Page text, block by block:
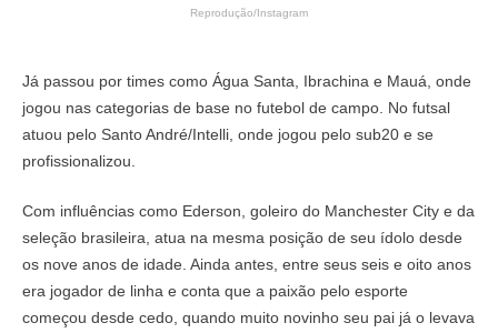
Reprodução/Instagram
Já passou por times como Água Santa, Ibrachina e Mauá, onde
jogou nas categorias de base no futebol de campo. No futsal
atuou pelo Santo André/Intelli, onde jogou pelo sub20 e se
profissionalizou.
Com influências como Ederson, goleiro do Manchester City e da
seleção brasileira, atua na mesma posição de seu ídolo desde
os nove anos de idade. Ainda antes, entre seus seis e oito anos
era jogador de linha e conta que a paixão pelo esporte
começou desde cedo, quando muito novinho seu pai já o levava